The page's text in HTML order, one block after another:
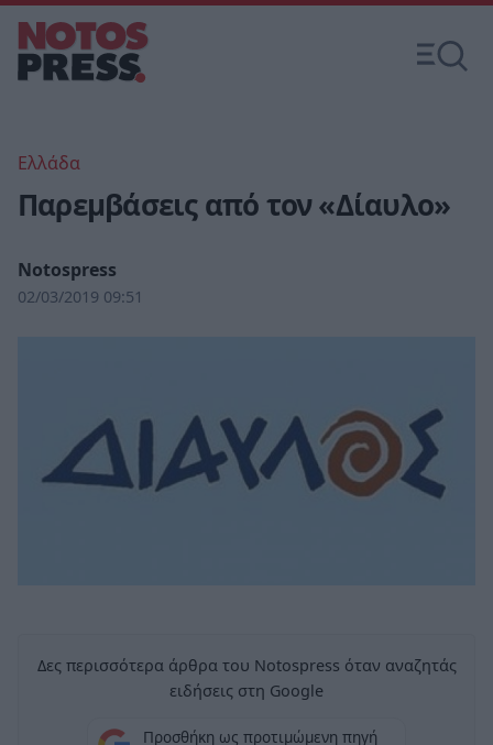
Ελλάδα
Παρεμβάσεις από τον «Δίαυλο»
Notospress
02/03/2019 09:51
Δες περισσότερα άρθρα του Notospress όταν αναζητάς
ειδήσεις στη Google
Προσθήκη ως προτιμώμενη πηγή